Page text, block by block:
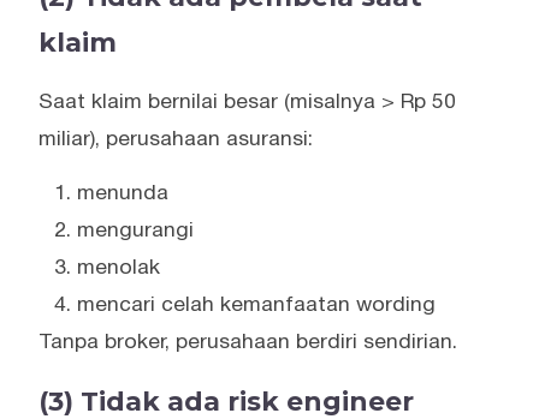
klaim
Saat klaim bernilai besar (misalnya > Rp 50
miliar), perusahaan asuransi:
menunda
mengurangi
menolak
mencari celah kemanfaatan wording
Tanpa broker, perusahaan berdiri sendirian.
(3) Tidak ada risk engineer